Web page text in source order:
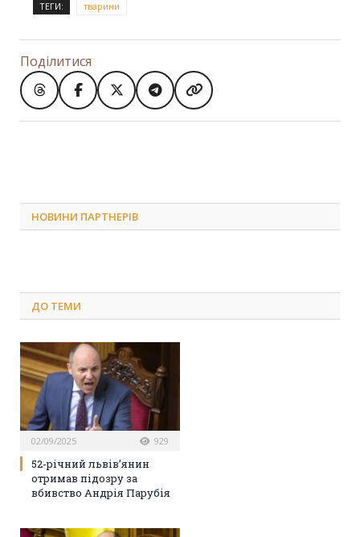
ТЕГИ: тварини
Поділитися
НОВИНИ ПАРТНЕРІВ
ДО ТЕМИ
02/09/2025 929
52-річний львів’янин
отримав підозру за
вбивство Андрія Парубія